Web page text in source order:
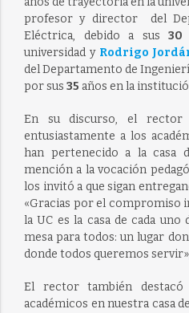
profesor y director del
Eléctrica, debido a sus30
universidad y Rodrigo
del Departamento de
por sus 35 años en la
En su discurso, el rector
entusiastamente a los
han pertenecido a la casa
mención a la vocación
los invitó a que sigan
«Gracias por el compromiso
la UC es la casa de cada
mesa para todos: un lugar
donde todos queremos
El rector también
académicos en nuestra casa